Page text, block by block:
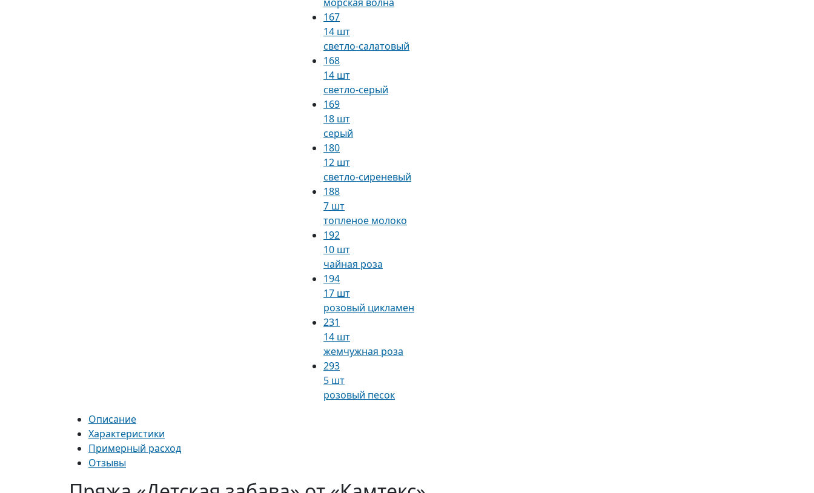
167
14 шт
светло-салатовый
168
14 шт
светло-серый
169
18 шт
серый
180
12 шт
светло-сиреневый
188
7 шт
топленое молоко
192
10 шт
чайная роза
194
17 шт
розовый цикламен
231
14 шт
жемчужная роза
293
5 шт
розовый песок
Описание
Характеристики
Примерный расход
Отзывы